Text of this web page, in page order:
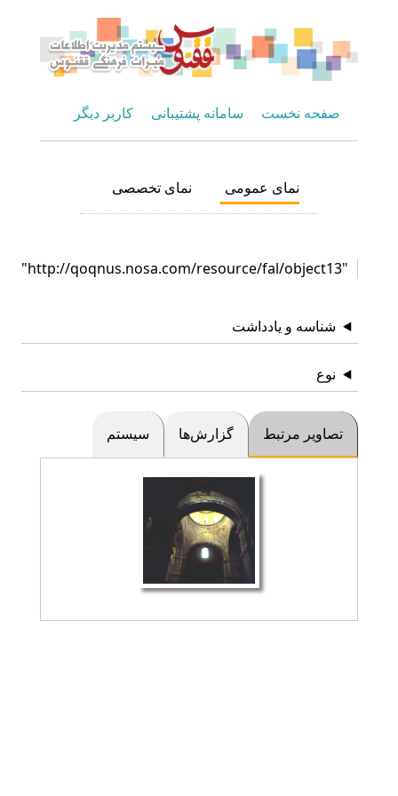
صفحه نخست سامانه پشتیبانی کاربر دیگر
نمای عمومی نمای تخصصی
"http://qoqnus.nosa.com/resource/fal/object13"
شناسه و یادداشت
نوع
تصاویر مرتبط گزارش‌ها سیستم